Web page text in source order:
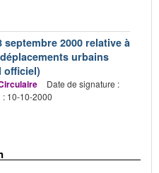
septembre 2000 relative à
urbains
officiel)
Date de signature :
10-10-2000